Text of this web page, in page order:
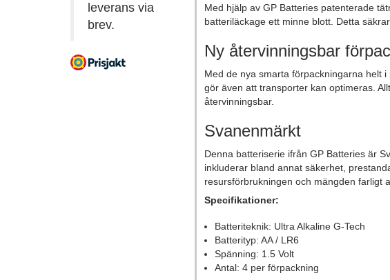
leverans via
brev.
Med hjälp av GP Batteries patenterade
batteriläckage ett minne blott. Detta
Ny återvinningsbar
Med de nya smarta förpackningarna helt
gör även att transporter kan optimeras.
återvinningsbar.
Svanenmärkt
Denna batteriserie ifrån GP Batteries är
inkluderar bland annat säkerhet,
resursförbrukningen och mängden farligt
Specifikationer:
Batteriteknik: Ultra Alkaline G-Tech
Batterityp: AA / LR6
Spänning: 1.5 Volt
Antal: 4 per förpackning